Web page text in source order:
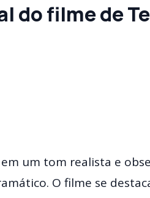
do filme de
um tom realista e
O filme se